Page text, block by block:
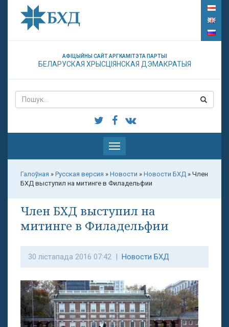
АФІЦЫЙНЫ САЙТ АРГКАМІТЭТА ПАРТЫІ
БЕЛАРУСКАЯ ХРЫСЦІЯНСКАЯ ДЭМАКРАТЫЯ
Паказаць
меню
Галоўная » Русская версия » Новости » Новости БХД » Член
БХД выступил на митинге в Филадельфии
Член БХД выступил на
митинге в Филадельфии
30 лістапада 2016 07:42 | Новости БХД